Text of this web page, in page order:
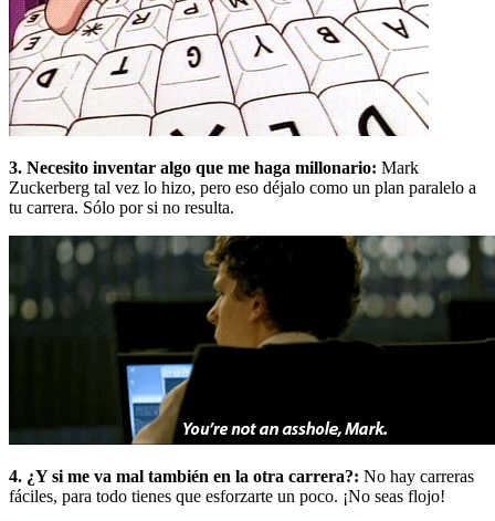
3. Necesito inventar algo que me haga millonario: Mark
Zuckerberg tal vez lo hizo, pero eso déjalo como un plan paralelo a
tu carrera. Sólo por si no resulta.
4. ¿Y si me va mal también en la otra carrera?: No hay carreras
fáciles, para todo tienes que esforzarte un poco. ¡No seas flojo!